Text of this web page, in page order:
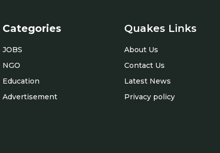
Categories
JOBS
NGO
Education
Advertisement
Quakes Links
About Us
Contact Us
Latest News
Privacy policy